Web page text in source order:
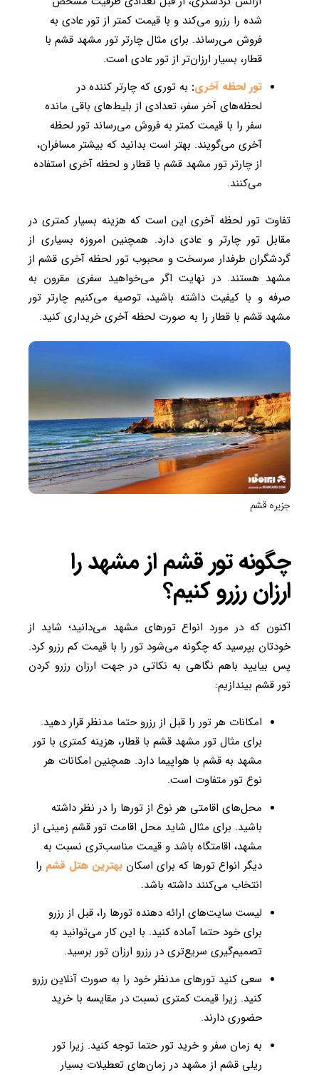
شده را رزرو می‌کند و با قیمت کمتر از تور عادی به
فروش می‌رساند. برای مثال چارتر تور مشهد قشم با
قطار، بسیار ارزان‌تر از تور عادی است.
تور لحظه آخری: به توری که چارتر کننده در
لحظه‌های آخر سفر، تعدادی از بلیط‌های باقی مانده
سفر را با قیمت کمتر به فروش می‌رساند تور لحظه
آخری می‌گویند. بهتر است بدانید که بیشتر مسافران،
از چارتر تور مشهد قشم با قطار و لحظه آخری استفاده
می‌کنند.
تفاوت تور لحظه آخری این است که هزینه بسیار کمتری در
مقابل تور چارتر و عادی دارد. همچنین امروزه بسیاری از
گردشگران طرفدار سرسخت و محبوب تور لحظه آخری قشم از
مشهد هستند. در نهایت اگر می‌خواهید سفری مقرون به
صرفه و با کیفیت داشته باشید، توصیه می‌کنیم چارتر تور
مشهد قشم با قطار را به صورت لحظه آخری خریداری کنید.
جزیره قشم
چگونه تور قشم از مشهد را
ارزان رزرو کنیم؟
اکنون که در مورد انواع تورهای مشهد می‌دانید؛ شاید از
خودتان بپرسید که چگونه می‌شود تور را با قیمت کم رزرو کرد.
پس بیایید باهم نگاهی به نکاتی در جهت ارزان رزرو کردن
تور قشم بیندازیم:
امکانات هر تور را قبل از رزرو حتما مدنظر قرار دهید.
برای مثال تور مشهد قشم با قطار، هزینه کمتری با تور
مشهد به قشم با هواپیما دارد. همچنین امکانات هر
نوع تور متفاوت است.
محل‌های اقامتی هر نوع از تورها را در نظر داشته
باشید. برای مثال شاید محل اقامت تور قشم زمینی از
مشهد، اقامتگاه باشد و قیمت مناسب‌تری نسبت به
دیگر انواع تورها که برای اسکان بهترین هتل قشم را
انتخاب می‌کنند داشته باشد.
لیست سایت‌های ارائه دهنده تورها را، قبل از رزرو
برای خود حتما آماده کنید. با این کار می‌توانید به
تصمیم‌گیری سریع‌تری در رزرو ارزان تور برسید.
سعی کنید تورهای مدنظر خود را به صورت آنلاین رزرو
کنید. زیرا قیمت کمتری نسبت در مقایسه با خرید
حضوری دارند.
به زمان سفر و خرید تور حتما توجه کنید. زیرا تور
ریلی قشم از مشهد در زمان‌های تعطیلات بسیار